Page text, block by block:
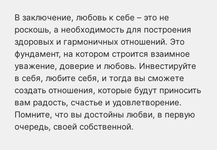
В заключение, любовь к себе – это не
роскошь, а необходимость для построения
здоровых и гармоничных отношений. Это
фундамент, на котором строится взаимное
уважение, доверие и любовь. Инвестируйте
в себя, любите себя, и тогда вы сможете
создать отношения, которые будут приносить
вам радость, счастье и удовлетворение.
Помните, что вы достойны любви, в первую
очередь, своей собственной.